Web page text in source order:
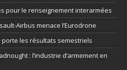
pour le renseignement interarmées
Airbus menace l’Eurodrone
les résultats semestriels
: l’industrie d’armement en